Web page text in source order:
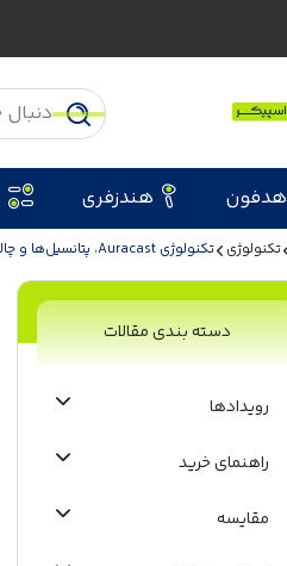
هدفون هندزفری
تکنولوژی تکنولوژی Auracast، پتانسیل‌ها و چالش‌های ورود به بازار
دسته بندی مقالات
رویدادها
راهنمای خرید
مقایسه